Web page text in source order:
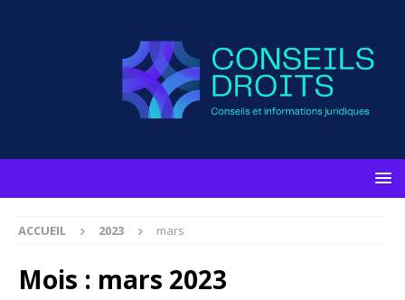
ACCUEIL 2023 mars
Mois : mars 2023